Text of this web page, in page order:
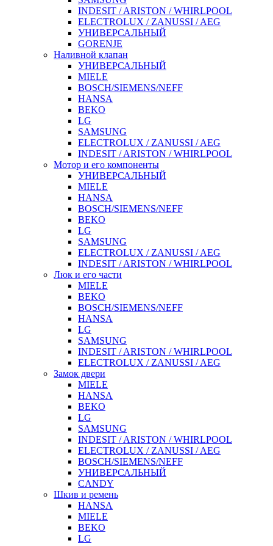
INDESIT / ARISTON / WHIRLPOOL
ELECTROLUX / ZANUSSI / AEG
УНИВЕРСАЛЬНЫЙ
GORENJE
Наливной клапан
УНИВЕРСАЛЬНЫЙ
MIELE
BOSCH/SIEMENS/NEFF
HANSA
BEKO
LG
SAMSUNG
ELECTROLUX / ZANUSSI / AEG
INDESIT / ARISTON / WHIRLPOOL
Мотор и его компоненты
УНИВЕРСАЛЬНЫЙ
MIELE
HANSA
BOSCH/SIEMENS/NEFF
BEKO
LG
SAMSUNG
ELECTROLUX / ZANUSSI / AEG
INDESIT / ARISTON / WHIRLPOOL
Люк и его части
MIELE
BEKO
BOSCH/SIEMENS/NEFF
HANSA
LG
SAMSUNG
INDESIT / ARISTON / WHIRLPOOL
ELECTROLUX / ZANUSSI / AEG
Замок двери
MIELE
HANSA
BEKO
LG
SAMSUNG
INDESIT / ARISTON / WHIRLPOOL
ELECTROLUX / ZANUSSI / AEG
BOSCH/SIEMENS/NEFF
УНИВЕРСАЛЬНЫЙ
CANDY
Шкив и ремень
HANSA
MIELE
BEKO
LG